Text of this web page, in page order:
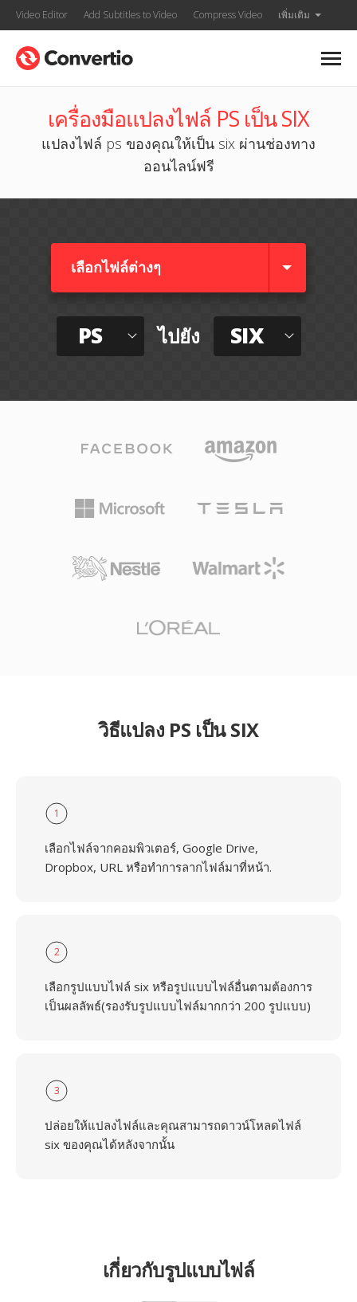
Video Editor Add Subtitles to Video Compress Video เพิ่มเติม
เครื่องมือแปลงไฟล์ PS เป็น SIX
แปลงไฟล์ ps ของคุณให้เป็น six ผ่านช่องทาง
ออนไลน์ฟรี
เลือกไฟล์ต่างๆ​
PS ไปยัง SIX
วิธีแปลง PS เป็น SIX
1
เลือกไฟล์จากคอมพิวเตอร์, Google Drive,
Dropbox, URL หรือทำการลากไฟล์มาที่หน้า.
2
เลือกรูปแบบไฟล์ six หรือรูปแบบไฟล์อื่นตามต้องการ
เป็นผลลัพธ์(รองรับรูปแบบไฟล์มากกว่า 200 รูปแบบ)
3
ปล่อยให้แปลงไฟล์และคุณสามารถดาวน์โหลดไฟล์
six ของคุณได้หลังจากนั้น
เกี่ยวกับรูปแบบไฟล์